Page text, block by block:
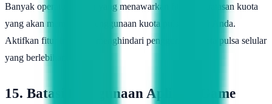
Banyak operator selular yang menawarkan fitur pembatasan kuota
yang akan membatasi penggunaan kuota pulsa selular Anda.
Aktifkan fitur ini untuk menghindari penggunaan kuota pulsa selular
yang berlebihan.
15. Batasi Penggunaan Aplikasi Game